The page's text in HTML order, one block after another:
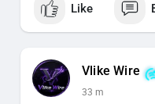
Like
Vlike Wire
33 m